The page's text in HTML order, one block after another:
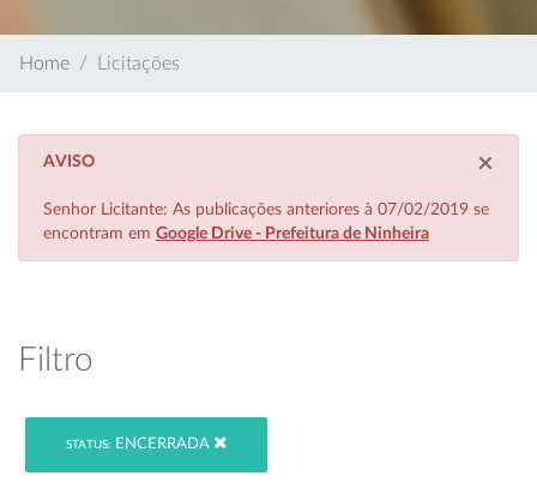
Home Licitações
×
AVISO
Senhor Licitante: As publicações anteriores à 07/02/2019 se
encontram em Google Drive - Prefeitura de Ninheira
Filtro
STATUS: ENCERRADA